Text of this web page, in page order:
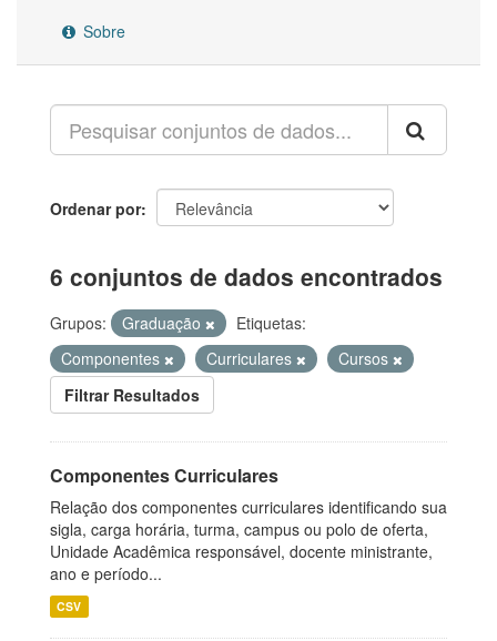
Sobre
Ordenar por
6 conjuntos de dados encontrados
Grupos: Graduação
Etiquetas:
Componentes
Curriculares
Cursos
Filtrar Resultados
Componentes Curriculares
Relação dos componentes curriculares identificando sua
sigla, carga horária, turma, campus ou polo de oferta,
Unidade Acadêmica responsável, docente ministrante,
ano e período...
CSV